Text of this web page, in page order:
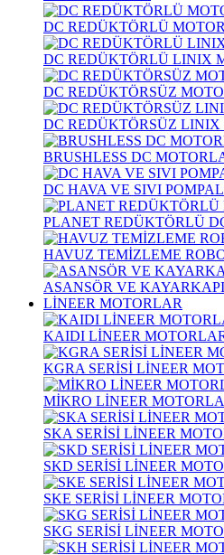
DC REDÜKTÖRLÜ
DC REDÜKTÖRLÜ LINIX
DC REDÜKTÖRSÜZ
DC REDÜKTÖRSÜZ LINIX
BRUSHLESS DC
DC HAVA VE SIVI
PLANET REDÜKTÖRLÜ
HAVUZ TEMİZLEME
ASANSÖR VE
LİNEER MOTORLAR
KAIDI LİNEER
KGRA SERİSİ LİNEER
MİKRO LİNEER
SKA SERİSİ LİNEER
SKD SERİSİ LİNEER
SKE SERİSİ LİNEER
SKG SERİSİ LİNEER